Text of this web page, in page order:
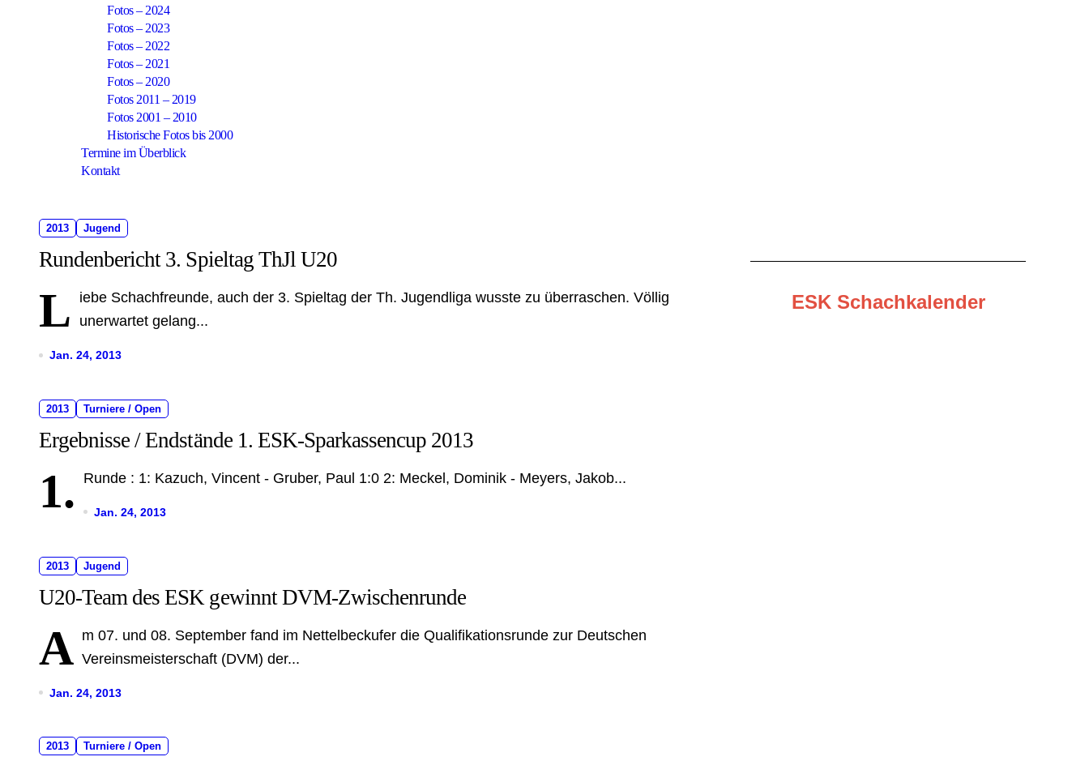
Fotos – 2024
Fotos – 2023
Fotos – 2022
Fotos – 2021
Fotos – 2020
Fotos 2011 – 2019
Fotos 2001 – 2010
Historische Fotos bis 2000
Termine im Überblick
Kontakt
2013 Jugend
Rundenbericht 3. Spieltag ThJl U20
L
iebe Schachfreunde, auch der 3. Spieltag der Th. Jugendliga wusste zu überraschen. Völlig
unerwartet gelang...
Jan. 24, 2013
2013 Turniere / Open
Ergebnisse / Endstände 1. ESK-Sparkassencup 2013
1. Runde : 1: Kazuch, Vincent - Gruber, Paul 1:0 2: Meckel, Dominik - Meyers, Jakob...
Jan. 24, 2013
2013 Jugend
U20-Team des ESK gewinnt DVM-Zwischenrunde
A m 07. und 08. September fand im Nettelbeckufer die Qualifikationsrunde zur Deutschen
Vereinsmeisterschaft (DVM) der...
Jan. 24, 2013
2013 Turniere / Open
ESK Schachkalender